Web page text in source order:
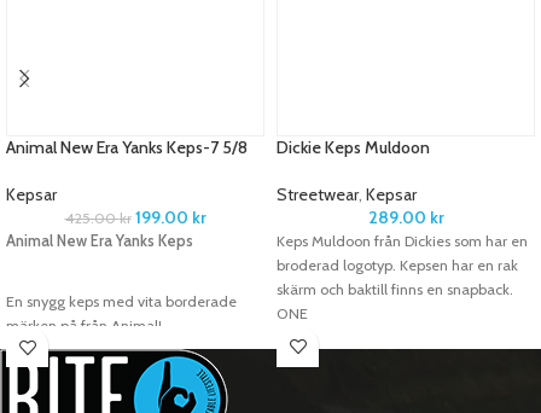
Animal New Era Yanks Keps-7 5/8
Kepsar
425.00kr 199.00 kr
Animal New Era Yanks Keps
En snygg keps med vita borderade
märken på från Animal!
Färg:
Mörkblå
Storlek:
7 5/8 (60,6 cm i omkrets)
Dickie Keps Muldoon
Streetwear, Kepsar
289.00 kr
Keps Muldoon från Dickies som har en
broderad logotyp. Kepsen har en rak
skärm och baktill finns en snapback.
ONE